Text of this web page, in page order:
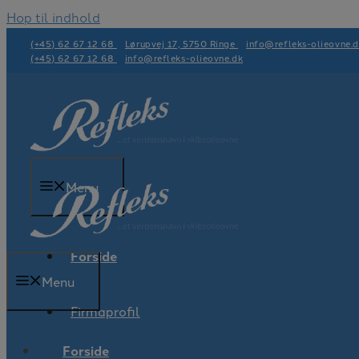
Hop til indhold
(+45) 62 67 12 68 Lørupvej 17, 5750 Ringe
info@refleks-
(+45) 62 67 12 68
info@refleks-olieovne.dk
Menu
Forside
Firmaprofil
Menu
Forside